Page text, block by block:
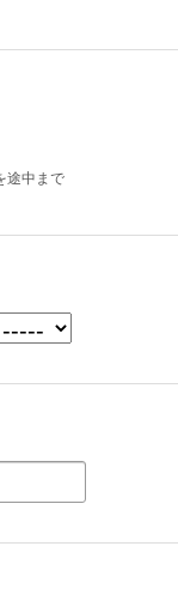
途中まで